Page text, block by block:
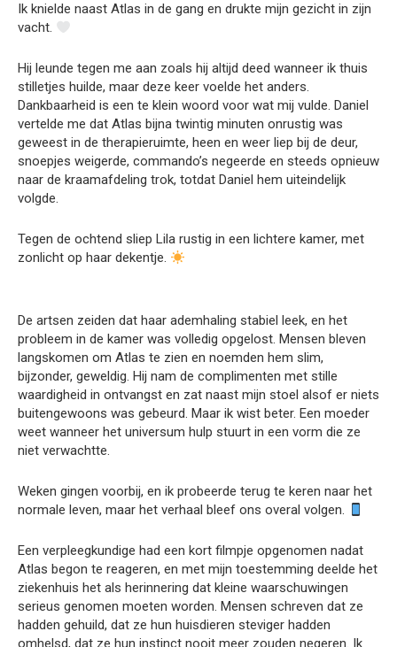
Ik knielde naast Atlas in de gang en drukte mijn gezicht in zijn
vacht.
Hij leunde tegen me aan zoals hij altijd deed wanneer ik thuis
stilletjes huilde, maar deze keer voelde het anders.
Dankbaarheid is een te klein woord voor wat mij vulde. Daniel
vertelde me dat Atlas bijna twintig minuten onrustig was
geweest in de therapieruimte, heen en weer liep bij de deur,
snoepjes weigerde, commando’s negeerde en steeds opnieuw
naar de kraamafdeling trok, totdat Daniel hem uiteindelijk
volgde.
Tegen de ochtend sliep Lila rustig in een lichtere kamer, met
zonlicht op haar dekentje.
De artsen zeiden dat haar ademhaling stabiel leek, en het
probleem in de kamer was volledig opgelost. Mensen bleven
langskomen om Atlas te zien en noemden hem slim,
bijzonder, geweldig. Hij nam de complimenten met stille
waardigheid in ontvangst en zat naast mijn stoel alsof er niets
buitengewoons was gebeurd. Maar ik wist beter. Een moeder
weet wanneer het universum hulp stuurt in een vorm die ze
niet verwachtte.
Weken gingen voorbij, en ik probeerde terug te keren naar het
normale leven, maar het verhaal bleef ons overal volgen.
Een verpleegkundige had een kort filmpje opgenomen nadat
Atlas begon te reageren, en met mijn toestemming deelde het
ziekenhuis het als herinnering dat kleine waarschuwingen
serieus genomen moeten worden. Mensen schreven dat ze
hadden gehuild, dat ze hun huisdieren steviger hadden
omhelsd, dat ze hun instinct nooit meer zouden negeren. Ik